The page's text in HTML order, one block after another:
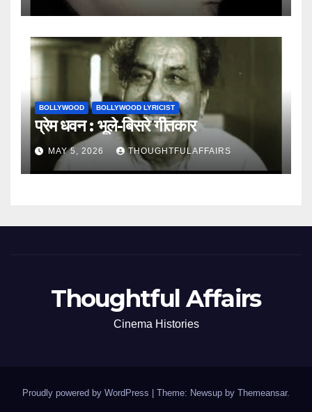
BOLLYWOOD BOLLYWOOD LYRICIST
प्रेम धवन : भूले-बिसरे गीतकार
MAY 5, 2026 THOUGHTFULAFFAIRS
Thoughtful Affairs
Cinema Histories
Proudly powered by WordPress Theme: Newsup by Themeansar.